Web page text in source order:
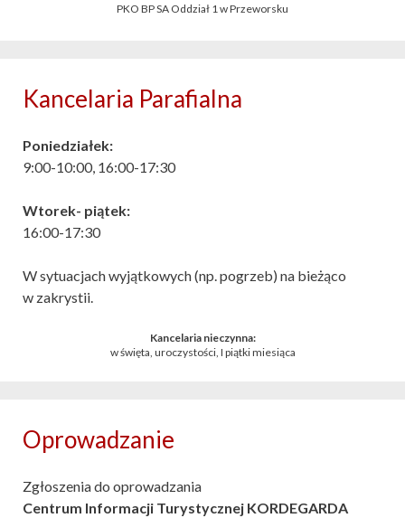
PKO BP SA Oddział 1 w Przeworsku
Kancelaria Parafialna
Poniedziałek:
9:00-10:00, 16:00-17:30
Wtorek- piątek:
16:00-17:30
W sytuacjach wyjątkowych (np. pogrzeb) na bieżąco
w zakrystii.
Kancelaria nieczynna:
w święta, uroczystości, I piątki miesiąca
Oprowadzanie
Zgłoszenia do oprowadzania
Centrum Informacji Turystycznej KORDEGARDA